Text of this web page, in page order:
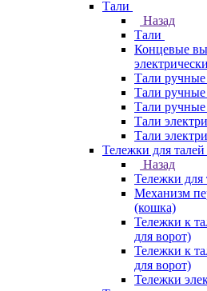
Тали
Назад
Тали
Концевые
Тали
Тали
Тали
Тали
Тали
Тележки для талей
Назад
Тележки для
Механизм
(кошка)
Тележки к
для ворот)
Тележки к
для ворот)
Тележки